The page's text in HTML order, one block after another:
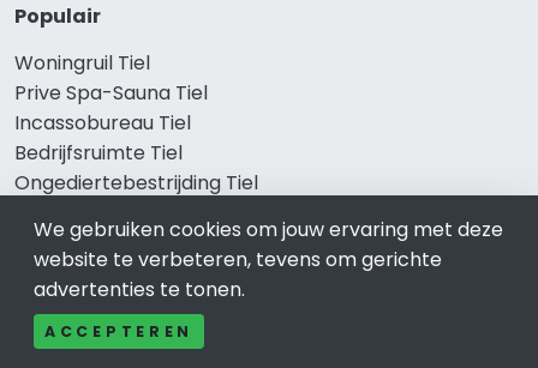
Populair
Woningruil Tiel
Prive Spa-Sauna Tiel
Incassobureau Tiel
Bedrijfsruimte Tiel
Ongediertebestrijding Tiel
We gebruiken cookies om jouw ervaring met deze
website te verbeteren, tevens om gerichte
advertenties te tonen.
ACCEPTEREN